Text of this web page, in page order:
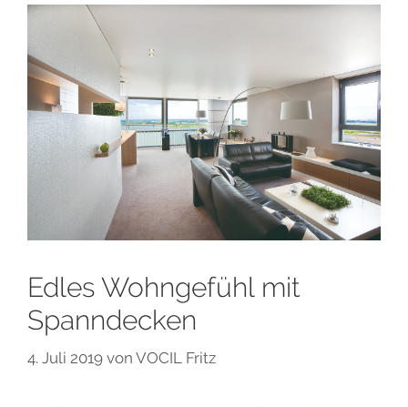
Edles Wohngefühl mit
Spanndecken
4. Juli 2019 von VOCIL Fritz